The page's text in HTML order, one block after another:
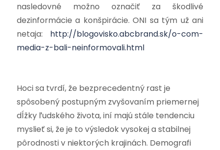
nasledovné možno označiť za škodlivé
dezinformácie a konšpirácie. ONI sa tým už ani
netaja: http://blogovisko.abcbrand.sk/o-com-
media-z-bali-neinformovali.html
Hoci sa tvrdí, že bezprecedentný rast je
spôsobený postupným zvyšovaním priemernej
dĺžky ľudského života,iní majú stále tendenciu
myslieť si, že je to výsledok vysokej a stabilnej
pôrodnosti v niektorých krajinách. Demografi